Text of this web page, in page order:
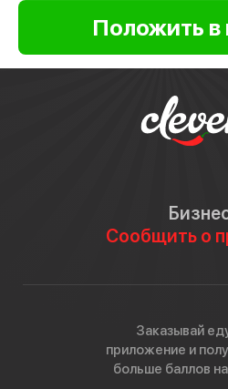
Сообщить о
Заказывай
приложение и
больше баллов